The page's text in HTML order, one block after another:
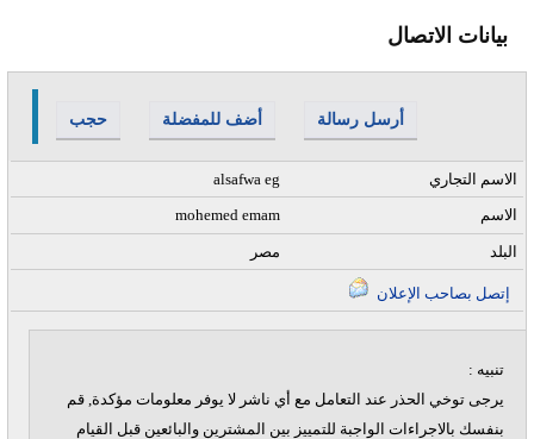
بيانات الاتصال
حجب أضف للمفضلة أرسل رسالة
alsafwa eg
الاسم التجاري
mohemed emam
الاسم
مصر البلد
تنبيه :
يرجى توخي الحذر عند التعامل مع أي ناشر لا يوفر معلومات مؤكدة, قم
بنفسك بالاجراءات الواجبة للتمييز بين المشترين والبائعين قبل القيام